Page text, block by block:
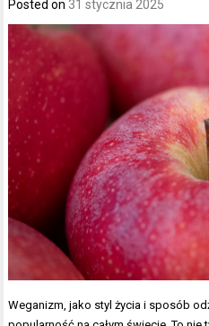
Posted on 31 stycznia 2025
Weganizm, jako styl życia i sposób